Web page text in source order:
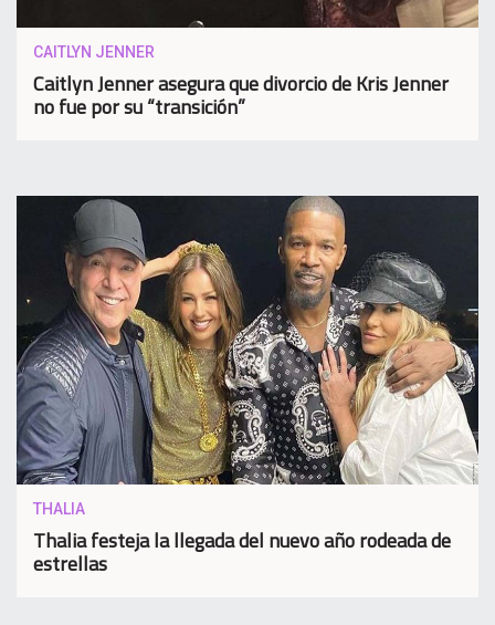
CAITLYN JENNER
Caitlyn Jenner asegura que divorcio de Kris Jenner
no fue por su “transición”
THALIA
Thalia festeja la llegada del nuevo año rodeada de
estrellas